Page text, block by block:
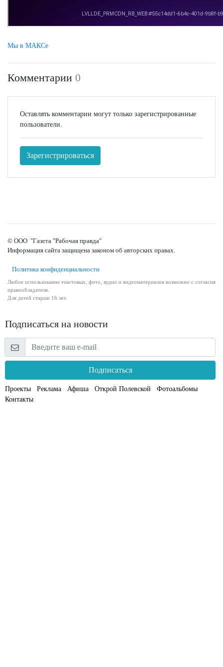
Мы в МАКСе
Комментарии 0
Оставлять комментарии могут только зарегистрированные
пользователи.
Зарегистрироваться
© ООО "Газета "Рабочая правда"
Информация сайта защищена законом об авторских правах.
Политика конфиденциальности
Любое использование текстовых, фото, аудио и видеоматериалов возможно с согласия
правообладателя.
Для детей старше 16 лет.
Подписаться на новости
Подписаться
Проекты Реклама Афиша Открой Полевской
Фотоальбомы
Контакты